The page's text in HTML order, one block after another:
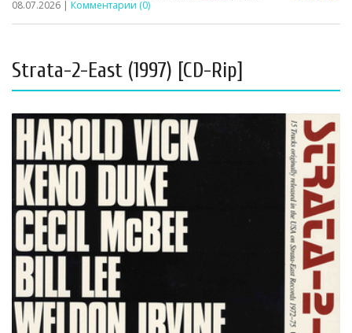
08.07.2026 | Комментарии (0)
Strata-2-East (1997) [CD-Rip]